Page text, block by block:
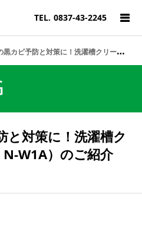
TEL. 0837-43-2245
予防と対策に！洗濯槽クリーナー（N-W2・N-W1A）のご紹介
と対策に！洗濯槽ク
W1A）のご紹介